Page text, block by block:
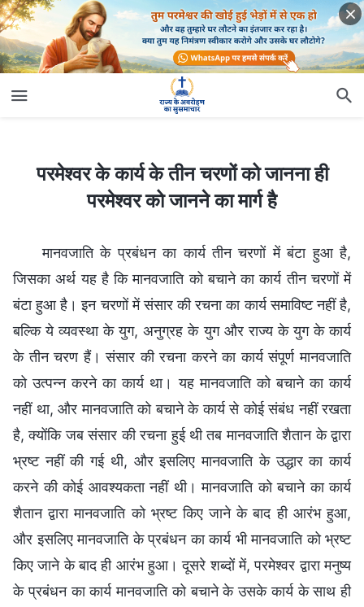
परमेश्वर के कार्य के तीन चरणों को जानना ही परमेश्वर को जानने का मार्ग है
परमेश्वर के कार्य के तीन चरणों को जानना ही
परमेश्वर को जानने का मार्ग है
मानवजाति के प्रबंधन का कार्य तीन चरणों में बंटा हुआ है,
जिसका अर्थ यह है कि मानवजाति को बचाने का कार्य तीन चरणों में
बंटा हुआ है। इन चरणों में संसार की रचना का कार्य समाविष्ट नहीं है,
बल्कि ये व्यवस्था के युग, अनुग्रह के युग और राज्य के युग के कार्य
के तीन चरण हैं। संसार की रचना करने का कार्य संपूर्ण मानवजाति
को उत्पन्न करने का कार्य था। यह मानवजाति को बचाने का कार्य
नहीं था, और मानवजाति को बचाने के कार्य से कोई संबंध नहीं रखता
है, क्योंकि जब संसार की रचना हुई थी तब मानवजाति शैतान के द्वारा
भ्रष्ट नहीं की गई थी, और इसलिए मानवजाति के उद्धार का कार्य
करने की कोई आवश्यकता नहीं थी। मानवजाति को बचाने का कार्य
शैतान द्वारा मानवजाति को भ्रष्ट किए जाने के बाद ही आरंभ हुआ,
और इसलिए मानवजाति के प्रबंधन का कार्य भी मानवजाति को भ्रष्ट
किए जाने के बाद ही आरंभ हुआ। दूसरे शब्दों में, परमेश्वर द्वारा मनुष्य
के प्रबंधन का कार्य मानवजाति को बचाने के उसके कार्य के साथ ही